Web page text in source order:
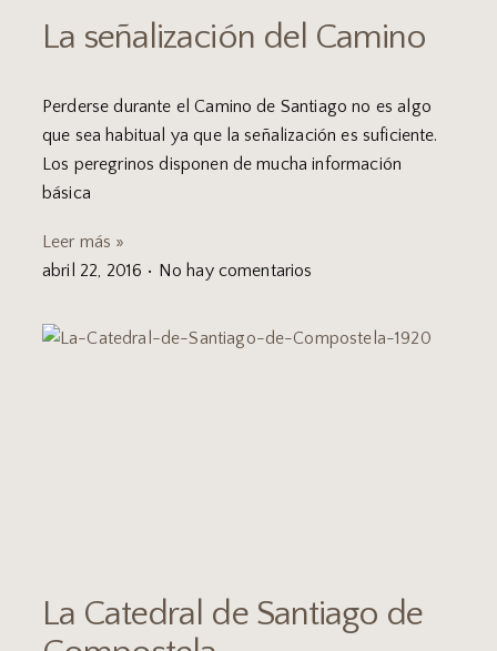
La señalización del Camino
Perderse durante el Camino de Santiago no es algo
que sea habitual ya que la señalización es suficiente.
Los peregrinos disponen de mucha información
básica
Leer más »
abril 22, 2016
No hay comentarios
La Catedral de Santiago de